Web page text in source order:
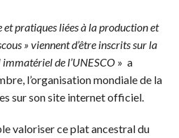
et pratiques liées à la production et
» viennent d’être inscrits sur la
de l’UNESCO » a
l’organisation mondiale de la
sur son site internet officiel.
valoriser ce plat ancestral du